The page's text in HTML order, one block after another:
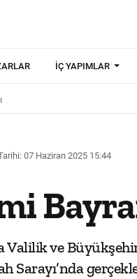
İÇ YAPIMLAR
07 Haziran 2025 15:44
Valilik ve
Sarayı’nda